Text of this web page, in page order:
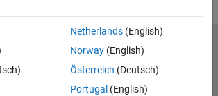
Netherlands(English)
Norway(English)
Österreich (Deutsch)
Portugal (English)
Informativa sulla privacy
dell'applicazione
Contatti
MathWorks, Inc.